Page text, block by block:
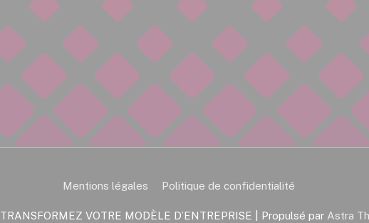
Mentions légales Politique de confidentialité
TRANSFORMEZ VOTRE MODÈLE D’ENTREPRISE | Propulsé par Astra